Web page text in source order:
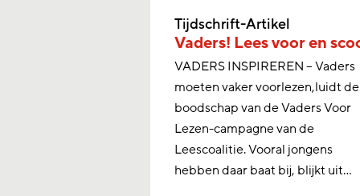
Tijdschrift-Artikel
Vaders! Lees voor en
VADERS INSPIREREN – Vaders
moeten vaker voorlezen,luidt de
boodschap van de Vaders Voor
Lezen-campagne van de
Leescoalitie. Vooral jongens
hebben daar baat bij, blijkt uit…